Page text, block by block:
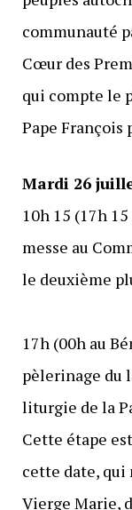
communauté
Cœur des
qui compte le
Pape François
Mardi 26
10h 15 (17h
messe au
le deuxième
17h (00h au
pèlerinage du
liturgie de la
Cette étape
cette date, qui
Vierge Marie,